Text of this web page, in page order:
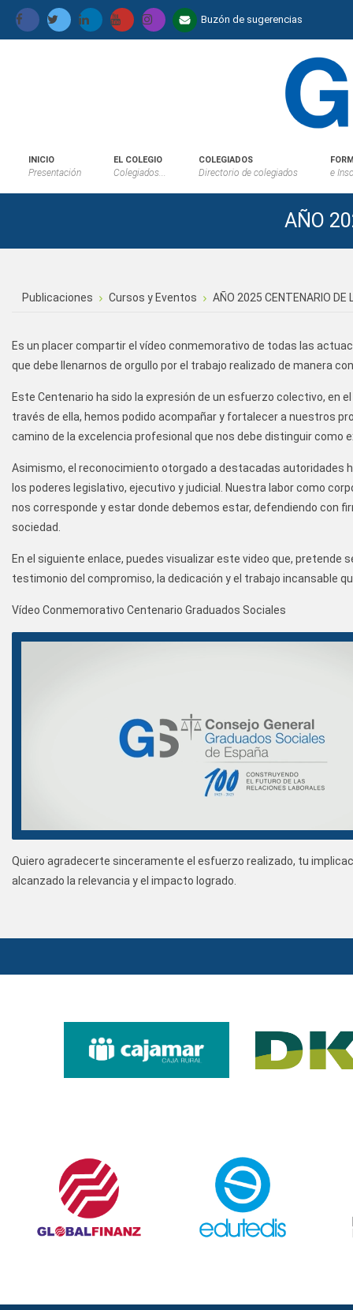
Buzón de sugerencias
INICIO
Presentación
EL COLEGIO
Colegiados...
COLEGIADOS
Directorio de colegiados e
Publicaciones Cursos y Eventos AÑO 2025 CENTENARIO DE
AÑO
Es un placer compartir el vídeo conmemorativo de todas las
que debe llenarnos de orgullo por el trabajo realizado de manera
Este Centenario ha sido la expresión de un esfuerzo colectivo, en
través de ella, hemos podido acompañar y fortalecer a nuestros
camino de la excelencia profesional que nos debe distinguir como
Asimismo, el reconocimiento otorgado a destacadas autoridades
los poderes legislativo, ejecutivo y judicial. Nuestra labor como
nos corresponde y estar donde debemos estar, defendiendo con
sociedad.
En el siguiente enlace, puedes visualizar este video que,
testimonio del compromiso, la dedicación y el trabajo incansable
Vídeo Conmemorativo Centenario Graduados Sociales
Quiero agradecerte sinceramente el esfuerzo realizado, tu
alcanzado la relevancia y el impacto logrado.